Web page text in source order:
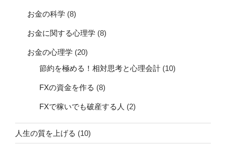
お金の科学 (8)
お金に関する心理学 (8)
お金の心理学 (20)
節約を極める！相対思考と心理会計 (10)
FXの資金を作る (8)
FXで稼いでも破産する人 (2)
人生の質を上げる (10)